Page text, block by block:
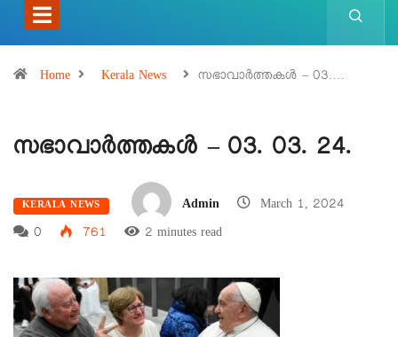
Home Kerala News സഭാവാര്‍ത്തകള്‍ – 03.…
സഭാവാര്‍ത്തകള്‍ – 03. 03. 24.
KERALA NEWS Admin
March 1, 2024
0
761 2 minutes read